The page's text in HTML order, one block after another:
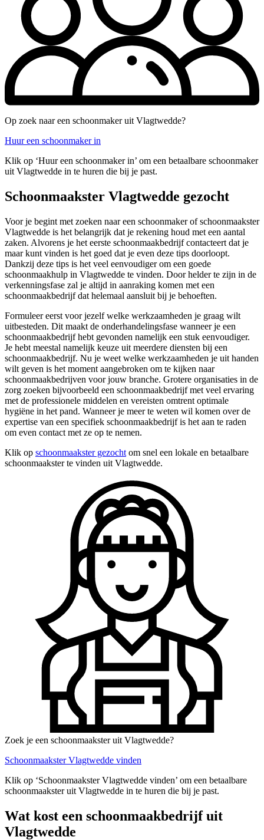
Op zoek naar een schoonmaker uit Vlagtwedde?
Huur een schoonmaker in
Klik op ‘Huur een schoonmaker in’ om een betaalbare schoonmaker
uit Vlagtwedde in te huren die bij je past.
Schoonmaakster Vlagtwedde gezocht
Voor je begint met zoeken naar een schoonmaker of schoonmaakster
Vlagtwedde is het belangrijk dat je rekening houd met een aantal
zaken. Alvorens je het eerste schoonmaakbedrijf contacteert dat je
maar kunt vinden is het goed dat je even deze tips doorloopt.
Dankzij deze tips is het veel eenvoudiger om een goede
schoonmaakhulp in Vlagtwedde te vinden. Door helder te zijn in de
verkenningsfase zal je altijd in aanraking komen met een
schoonmaakbedrijf dat helemaal aansluit bij je behoeften.
Formuleer eerst voor jezelf welke werkzaamheden je graag wilt
uitbesteden. Dit maakt de onderhandelingsfase wanneer je een
schoonmaakbedrijf hebt gevonden namelijk een stuk eenvoudiger.
Je hebt meestal namelijk keuze uit meerdere diensten bij een
schoonmaakbedrijf. Nu je weet welke werkzaamheden je uit handen
wilt geven is het moment aangebroken om te kijken naar
schoonmaakbedrijven voor jouw branche. Grotere organisaties in de
zorg zoeken bijvoorbeeld een schoonmaakbedrijf met veel ervaring
met de professionele middelen en vereisten omtrent optimale
hygiëne in het pand. Wanneer je meer te weten wil komen over de
expertise van een specifiek schoonmaakbedrijf is het aan te raden
om even contact met ze op te nemen.
Klik op schoonmaakster gezocht om snel een lokale en betaalbare
schoonmaakster te vinden uit Vlagtwedde.
Zoek je een schoonmaakster uit Vlagtwedde?
Schoonmaakster Vlagtwedde vinden
Klik op ‘Schoonmaakster Vlagtwedde vinden’ om een betaalbare
schoonmaakster uit Vlagtwedde in te huren die bij je past.
Wat kost een schoonmaakbedrijf uit
Vlagtwedde